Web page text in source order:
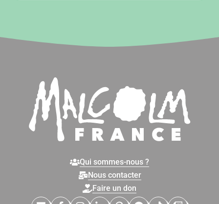
Qui sommes-nous ?
Nous contacter
Faire un don